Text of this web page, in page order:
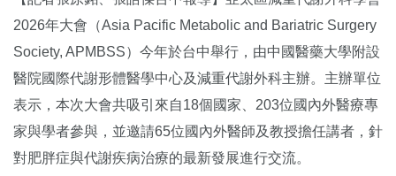
2026年大會（Asia Pacific Metabolic and Bariatric Surgery
Society, APMBSS）今年於台中舉行，由中國醫藥大學附設
醫院國際代謝形體醫學中心及減重代謝外科主辦。主辦單位
表示，本次大會共吸引來自18個國家、203位國內外醫療專
家與學者參與，並邀請65位國內外醫師及教授擔任講者，針
對肥胖症與代謝疾病治療的最新發展進行交流。